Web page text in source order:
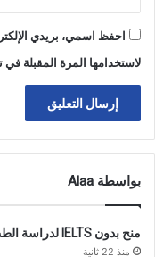
احفظ اسمي، بريدي
لاستخدامها المرة المقبلة في
بواسطة Alaa
منح بدون IELTS لدراسة الطب البشري في الإمارات
منذ 22 ثانية